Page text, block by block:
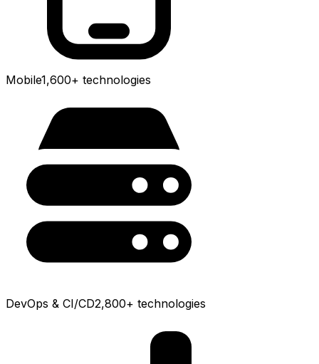
Mobile1,600+ technologies
DevOps & CI/CD2,800+ technologies